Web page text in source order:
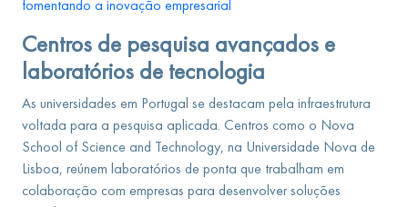
fomentando a inovação empresarial
Centros de pesquisa avançados e
laboratórios de tecnologia
As universidades em Portugal se destacam pela infraestrutura
voltada para a pesquisa aplicada. Centros como o Nova
School of Science and Technology, na Universidade Nova de
Lisboa, reúnem laboratórios de ponta que trabalham em
colaboração com empresas para desenvolver soluções